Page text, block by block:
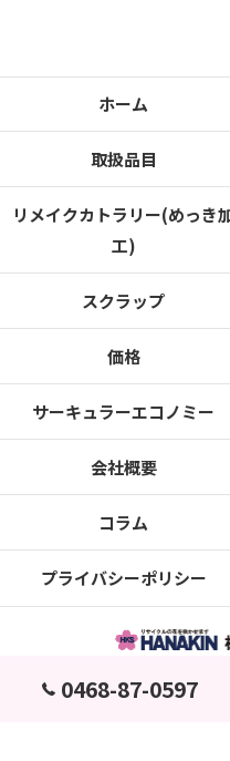
0468-87-0597
ホーム
取扱品目
リメイクカトラリー(めっき
工)
スクラップ
価格
サーキュラーエコノミー
会社概要
コラム
プライバシーポリシー
© 2026 金属の買取なら株式会社